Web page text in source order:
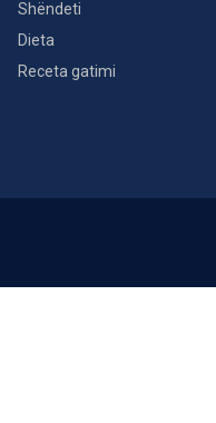
Shëndeti
Dieta
Receta gatimi